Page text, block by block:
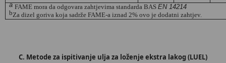
aFAMEmora da odgovara zahtjevima standarda BASEN 14214
bZa dizel goriva koja sadrže FAME-a iznad 2% ovo je dodatni zahtjev.
C. Metode za ispitivanje ulja za loženje ekstra lakog (LUEL)